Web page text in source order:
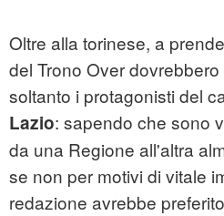
Oltre alla torinese, a
del Trono Over
soltanto i protagonisti del
Lazio: sapendo che sono
da una Regione all'altra
se non per motivi di vitale
redazione avrebbe